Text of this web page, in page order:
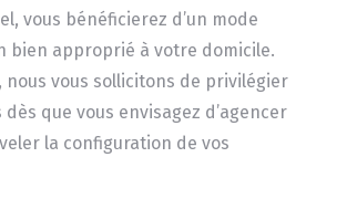
vous bénéficierez d’un mode
bien approprié à votre domicile.
nous vous sollicitons de privilégier
dès que vous envisagez d’agencer
la configuration de vos